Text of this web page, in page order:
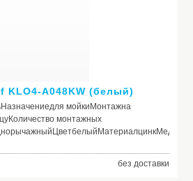
KLO4-A048KW (белый)
мойкиМонтажна
монтажных
40 ммПоворотный
изливНетКаскадный
без доставки